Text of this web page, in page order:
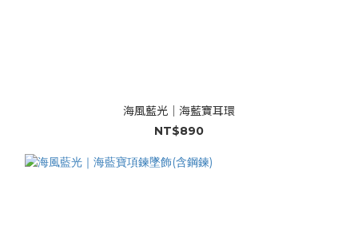
海風藍光｜海藍寶耳環
NT$890